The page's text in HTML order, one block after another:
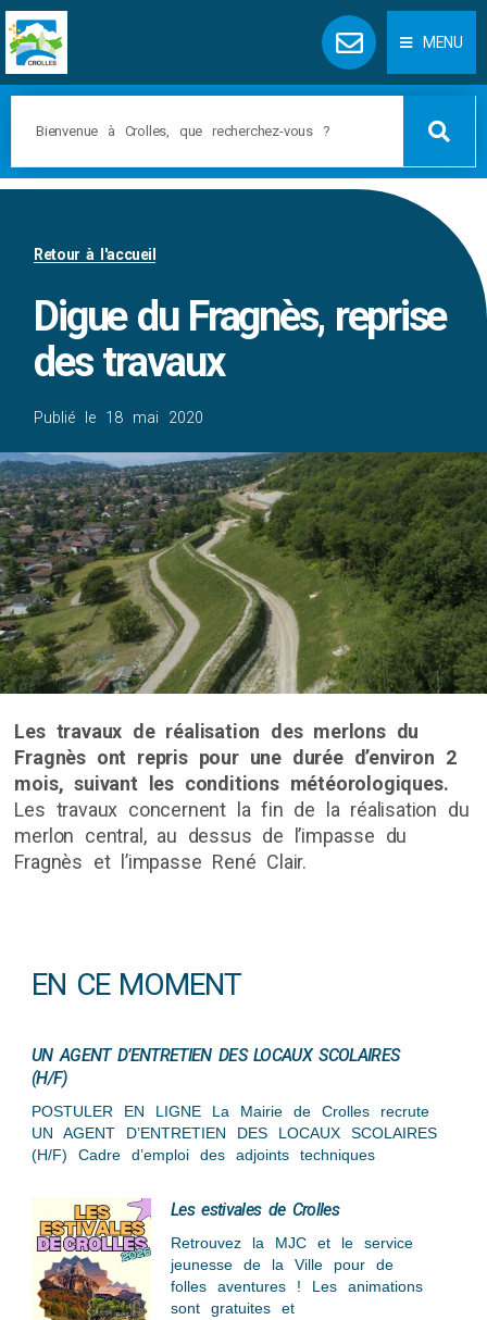
MENU
Retour à l'accueil
Digue du Fragnès, reprise
des travaux
Publié le 18 mai 2020
Les travaux de réalisation des merlons du
Fragnès ont repris pour une durée d’environ 2
mois, suivant les conditions météorologiques.
Les travaux concernent la fin de la réalisation du
merlon central, au dessus de l’impasse du
Fragnès et l’impasse René Clair.
EN CE MOMENT
UN AGENT D’ENTRETIEN DES LOCAUX SCOLAIRES
(H/F)
POSTULER EN LIGNE La Mairie de Crolles recrute
UN AGENT D’ENTRETIEN DES LOCAUX SCOLAIRES
(H/F) Cadre d’emploi des adjoints techniques
Les estivales de Crolles
Retrouvez la MJC et le service
jeunesse de la Ville pour de
folles aventures ! Les animations
sont gratuites et
Panneau de gestion des cookies